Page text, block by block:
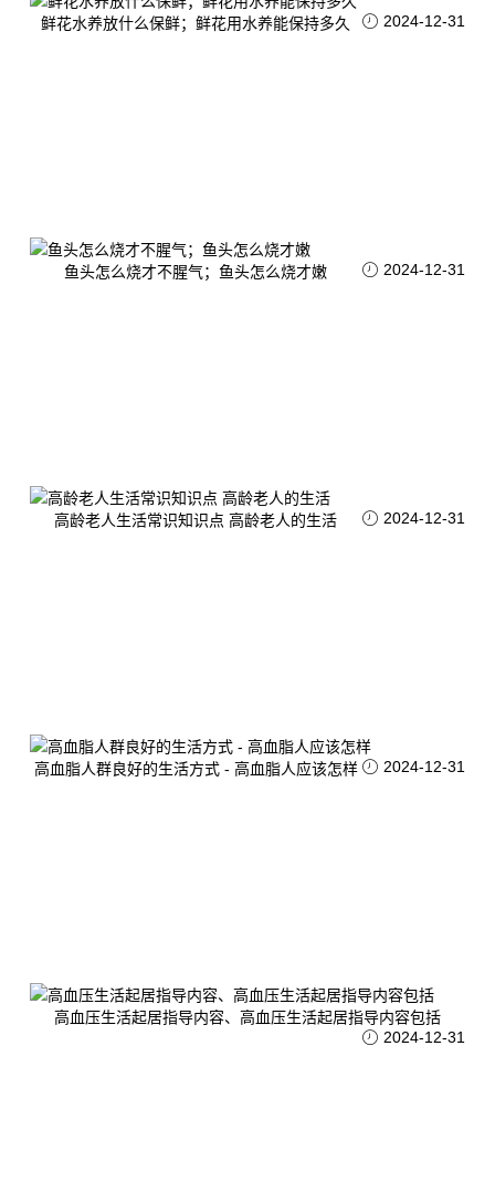
鲜花水养放什么保鲜；鲜花用水养能保持多久 2024-12-31
鱼头怎么烧才不腥气；鱼头怎么烧才嫩 2024-12-31
高龄老人生活常识知识点 高龄老人的生活 2024-12-31
高血脂人群良好的生活方式 - 高血脂人应该怎样 2024-12-31
高血压生活起居指导内容、高血压生活起居指导内容包括
2024-12-31